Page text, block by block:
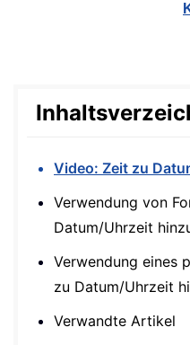
Video: Zeit zu
Verwendung von
Datum/Uhrzeit
Verwendung eines
zu Datum/Uhrzeit
Verwandte Artikel